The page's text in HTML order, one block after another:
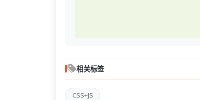
相关标签
CSS+JS